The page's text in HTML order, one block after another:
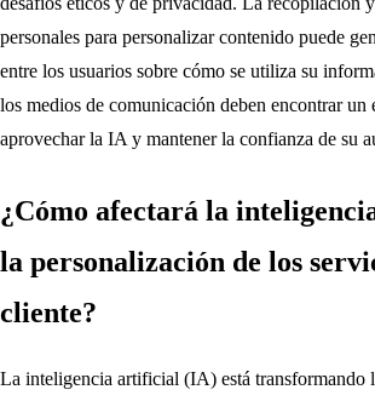
personales para personalizar contenido puede
entre los usuarios sobre cómo se utiliza su
los medios de comunicación deben encontrar un
aprovechar la IA y mantener la confianza de su
¿Cómo afectará la
la personalización de los
cliente?
La inteligencia artificial (IA) está transformando